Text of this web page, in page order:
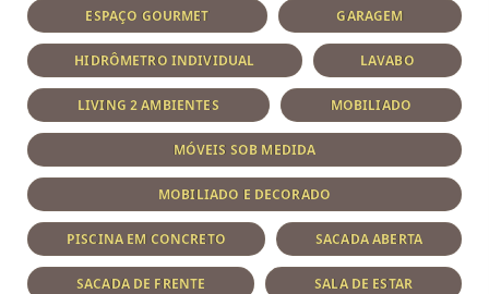
ESPAÇO GOURMET GARAGEM
HIDRÔMETRO INDIVIDUAL LAVABO
LIVING 2 AMBIENTES MOBILIADO
MÓVEIS SOB MEDIDA
MOBILIADO E DECORADO
PISCINA EM CONCRETO SACADA ABERTA
SACADA DE FRENTE SALA DE ESTAR